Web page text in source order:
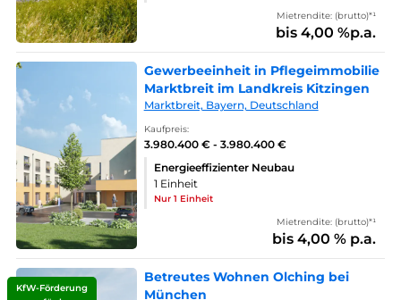
Mietrendite: (brutto)*¹
bis 4,00 %p.a.
Gewerbeeinheit in Pflegeimmobilie
Marktbreit im Landkreis Kitzingen
Marktbreit, Bayern, Deutschland
Kaufpreis:
3.980.400 € - 3.980.400 €
Energieeffizienter Neubau
1 Einheit
Nur 1 Einheit
Mietrendite: (brutto)*¹
bis 4,00 % p.a.
KfW-Förderung
Betreutes Wohnen Olching bei
München